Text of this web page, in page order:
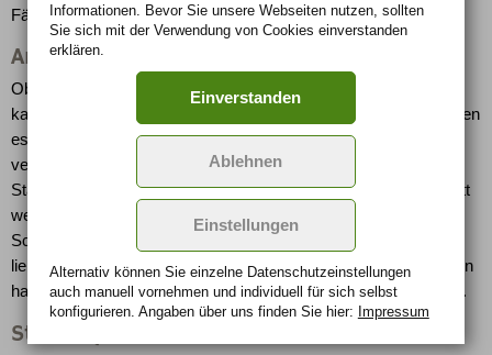
Fähigkeiten als Liebhaber/in gibt.
Amor am Steuer
Ob in der Disco oder im Supermarkt, den Partner fürs Leben
kann man eigentlich überall finden, auch im Auto. Immerhin haben
es fast 32% der Männer und 24% der Frauen hier schon mal
versucht und mit jemandem im Auto nebenan geflirtet (z.B. im
Stau). Rund 7% aller Teilnehmer gingen sogar noch einen Schritt
weiter und steckten ihrem Schwarm einen Zettel hinter den
Scheibenwischer. Auf jeden Fall scheint das Auto eine
liebesberauschende Wirkung zu haben: Rund 10% der Befragten
haben hier den ersten Kuss von ihrem Angebeteten bekommen.
Statussymbol Auto
Informationen. Bevor Sie unsere Webseiten nutzen, sollten
Sie sich mit der Verwendung von Cookies einverstanden
erklären.
Einverstanden
Ablehnen
Einstellungen
Alternativ können Sie einzelne Datenschutz­ein­stellungen
auch manuell vor­nehmen und indivi­duell für sich selbst
konfigurieren. Angaben über uns finden Sie hier: Impressum